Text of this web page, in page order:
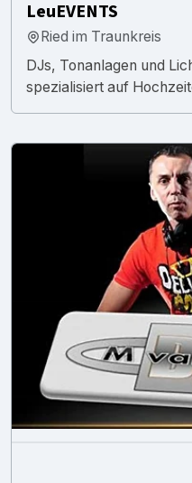
LeuEVENTS
Ried im Traunkreis
DJs, Tonanlagen und
spezialisiert auf